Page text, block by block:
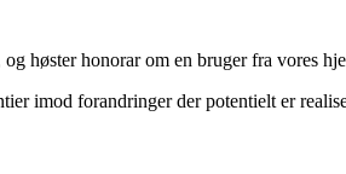
høster honorar om en bruger fra vores
imod forandringer der potentielt er